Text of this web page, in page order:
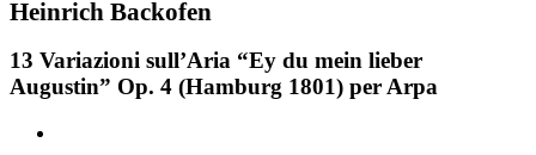
Heinrich Backofen
13 Variazioni sull’Aria “Ey du mein lieber
Augustin” Op. 4 (Hamburg 1801) per Arpa